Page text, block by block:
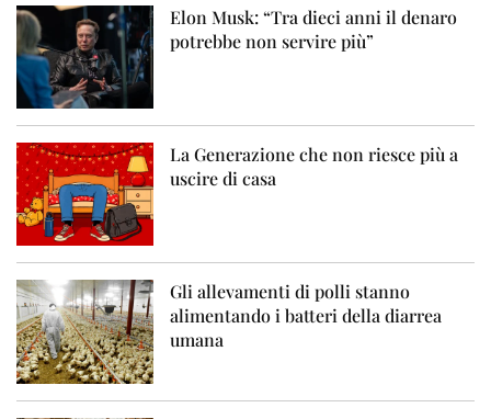
Elon Musk: “Tra dieci anni il denaro
potrebbe non servire più”
La Generazione che non riesce più a
uscire di casa
Gli allevamenti di polli stanno
alimentando i batteri della diarrea
umana